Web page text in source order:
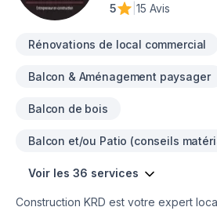
5
15 Avis
Rénovations de local commercial
Balcon & Aménagement paysager
Balcon de bois
Balcon et/ou Patio (conseils
Voir les 36 services
Construction KRD est votre expert